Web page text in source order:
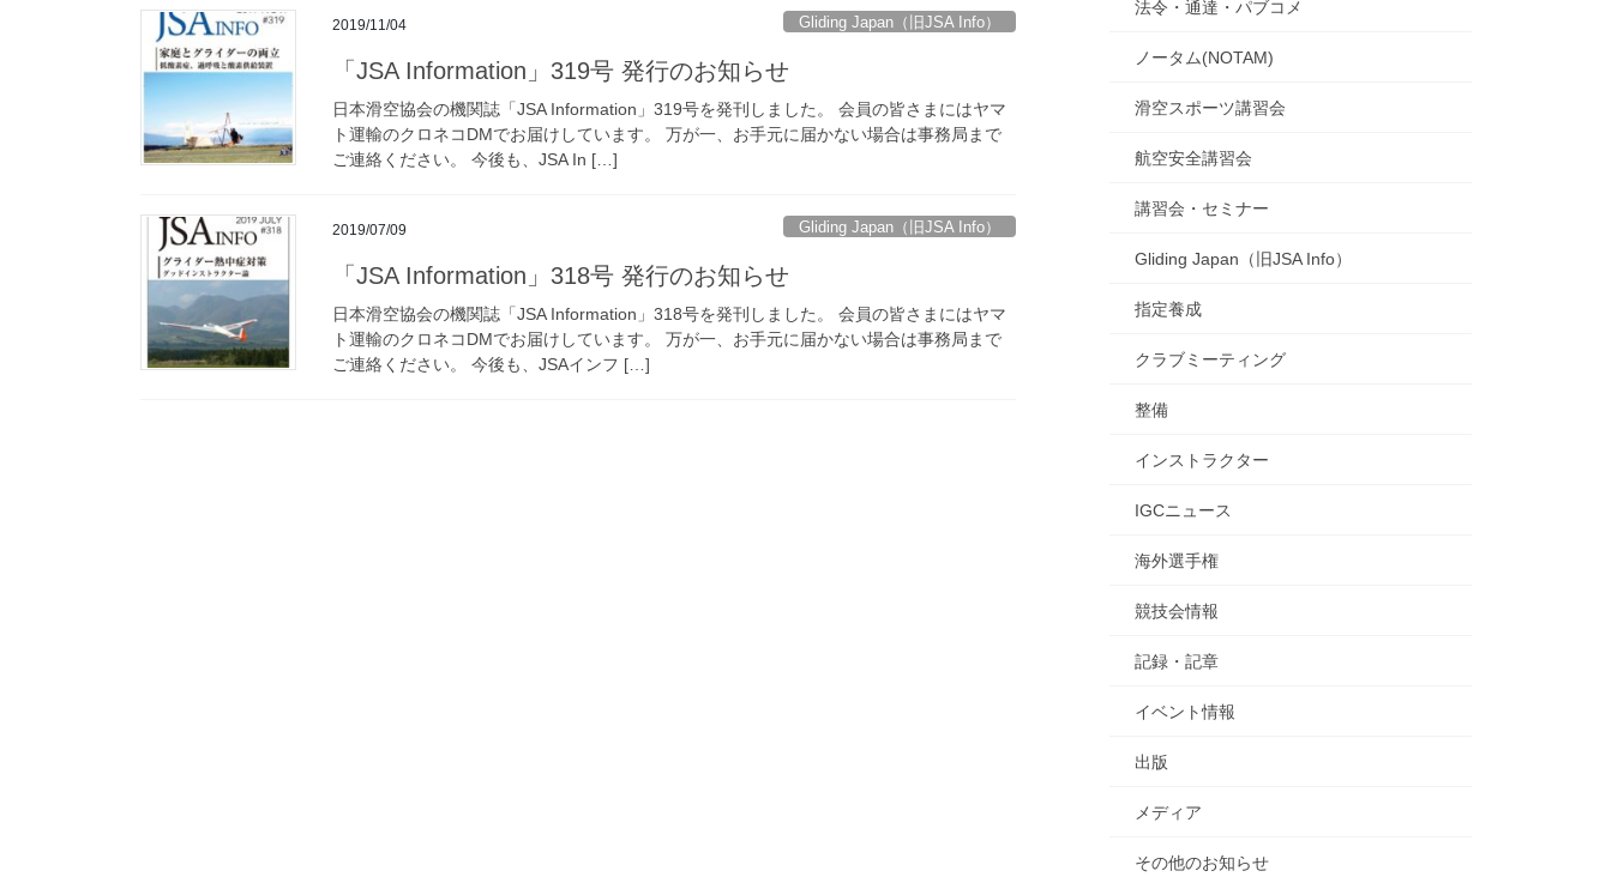
2019/11/04 Gliding Japan（旧JSA Info）
「JSA Information」319号 発行のお知らせ
日本滑空協会の機関誌「JSA Information」319号を発刊しました。 会員の皆さまにはヤマ
ト運輸のクロネコDMでお届けしています。 万が一、お手元に届かない場合は事務局まで
ご連絡ください。 今後も、JSA In […]
2019/07/09 Gliding Japan（旧JSA Info）
「JSA Information」318号 発行のお知らせ
日本滑空協会の機関誌「JSA Information」318号を発刊しました。 会員の皆さまにはヤマ
ト運輸のクロネコDMでお届けしています。 万が一、お手元に届かない場合は事務局まで
ご連絡ください。 今後も、JSAインフ […]
法令・通達・パブコメ
ノータム(NOTAM)
滑空スポーツ講習会
航空安全講習会
講習会・セミナー
Gliding Japan（旧JSA Info）
指定養成
クラブミーティング
整備
インストラクター
IGCニュース
海外選手権
競技会情報
記録・記章
イベント情報
出版
メディア
その他のお知らせ